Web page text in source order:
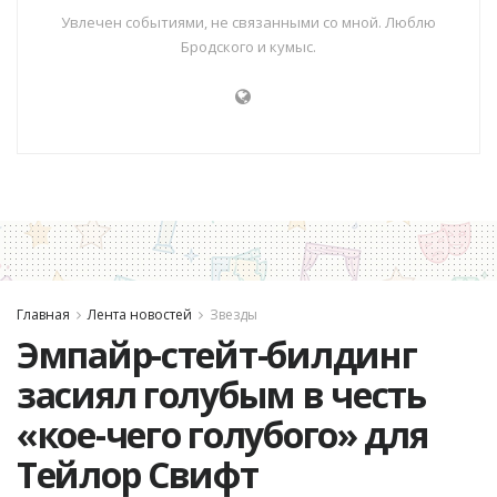
Увлечен событиями, не связанными со мной. Люблю
Бродского и кумыс.
Главная Лента новостей Звезды
Эмпайр-стейт-билдинг
засиял голубым в честь
«кое-чего голубого» для
Тейлор Свифт